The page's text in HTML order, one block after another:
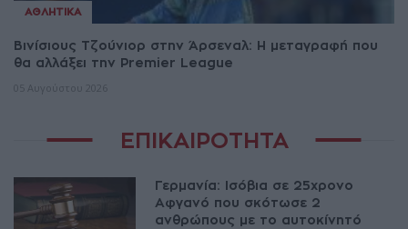
ΑΘΛΗΤΙΚΆ
Βινίσιους Τζούνιορ στην Άρσεναλ: Η μεταγραφή που
θα αλλάξει την Premier League
05 Αυγούστου 2026
ΕΠΙΚΑΙΡΌΤΗΤΑ
Γερμανία: Ισόβια σε 25χρονο
Αφγανό που σκότωσε 2
ανθρώπους με το αυτοκίνητό